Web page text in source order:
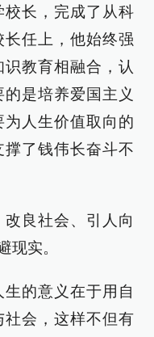
校长，完成了从科
任上，他始终强
教育相融合，认
是培养爱国主义
人生价值取向的
了钱伟长奋斗不
良社会、引人向
现实。
的意义在于用自
社会，这样不但有